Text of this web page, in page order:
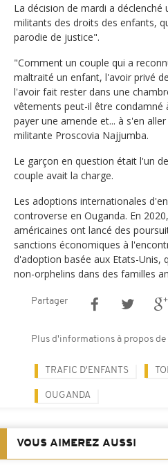
La décision de mardi a déclenché
militants des droits des enfants,
parodie de justice".
"Comment un couple qui a
maltraité un enfant, l'avoir privé
l'avoir fait rester dans une
vêtements peut-il être condamné
payer une amende et... à s'en
militante Proscovia Najjumba.
Le garçon en question était l'un
couple avait la charge.
Les adoptions internationales
controverse en Ouganda. En
américaines ont lancé des
sanctions économiques à
d'adoption basée aux Etats-Unis,
non-orphelins dans des familles
Partager
Plus d'informations à propos de
TRAFIC D'ENFANTS
OUGANDA
VOUS AIMEREZ AUSSI